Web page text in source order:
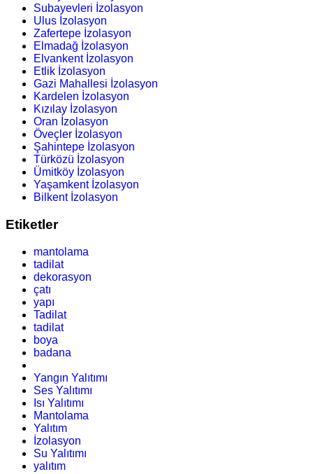
Subayevleri İzolasyon
Ulus İzolasyon
Zafertepe İzolasyon
Elmadağ İzolasyon
Elvankent İzolasyon
Etlik İzolasyon
Gazi Mahallesi İzolasyon
Kardelen İzolasyon
Kızılay İzolasyon
Oran İzolasyon
Öveçler İzolasyon
Şahintepe İzolasyon
Türközü İzolasyon
Ümitköy İzolasyon
Yaşamkent İzolasyon
Bilkent İzolasyon
Etiketler
mantolama
tadilat
dekorasyon
çatı
yapı
Tadilat
tadilat
boya
badana
Yangın Yalıtımı
Ses Yalıtımı
Isı Yalıtımı
Mantolama
Yalıtım
İzolasyon
Su Yalıtımı
yalıtım